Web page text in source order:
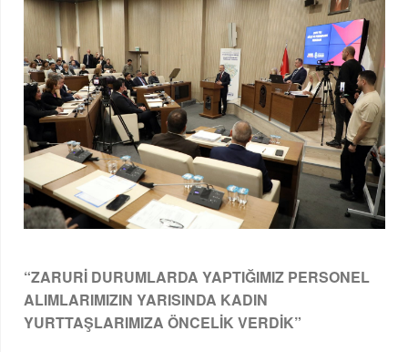
“ZARURİ DURUMLARDA YAPTIĞIMIZ PERSONEL
ALIMLARIMIZIN YARISINDA KADIN
YURTTAŞLARIMIZA ÖNCELİK VERDİK”